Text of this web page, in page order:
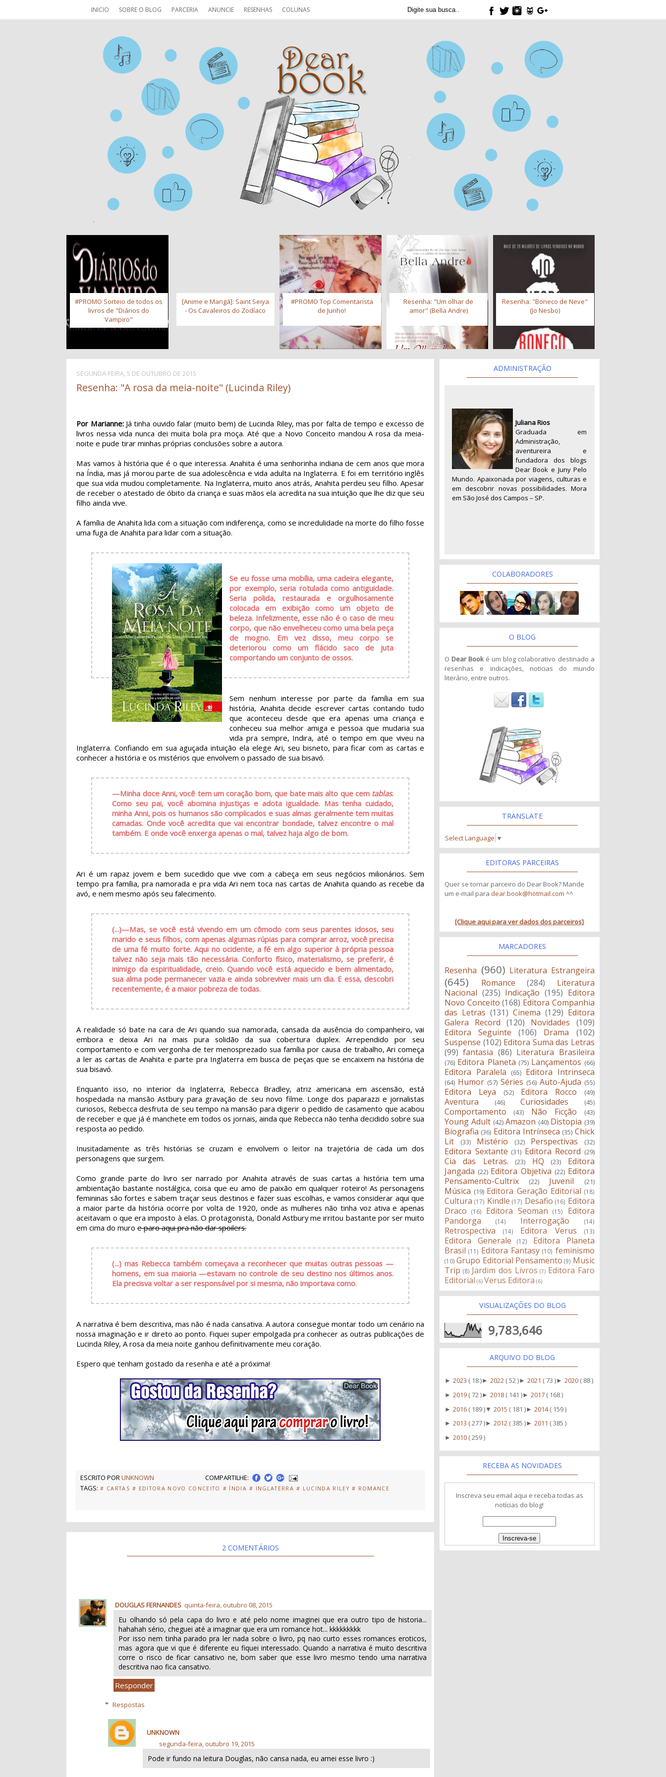
INICIO SOBRE O BLOG PARCERIA ANUNCIE RESENHAS COLUNAS
#PROMO Sorteio de todos os
livros de "Diários do
Vampiro"
[Anime e Mangá]: Saint Seiya
- Os Cavaleiros do Zodíaco
#PROMO Top Comentarista
de Junho!
Resenha: "Um olhar de
amor" (Bella Andre)
Resenha: "Boneco de Neve"
(Jo Nesbo)
SEGUNDA-FEIRA, 5 DE OUTUBRO DE 2015
Resenha: "A rosa da meia-noite" (Lucinda Riley)
Por Marianne:Já tinha ouvido falar (muito bem) de Lucinda Riley, mas por falta de tempo e excesso de
livros nessa vida nunca dei muita bola pra moça. Até que a Novo Conceito mandou A rosa da meia-
noite e pude tirar minhas próprias conclusões sobre a autora.
Mas vamos à história que é o que interessa. Anahita é uma senhorinha indiana de cem anos que mora
na Índia, mas já morou parte de sua adolescência e vida adulta na Inglaterra. E foi em território inglês
que sua vida mudou completamente. Na Inglaterra, muito anos atrás, Anahita perdeu seu filho. Apesar
de receber o atestado de óbito da criança e suas mãos ela acredita na sua intuição que lhe diz que seu
filho ainda vive.
A família de Anahita lida com a situação com indiferença, como se incredulidade na morte do filho fosse
uma fuga de Anahita para lidar com a situação.
Se eu fosse uma mobília, uma cadeira elegante,
por exemplo, seria rotulada como antiguidade.
Seria polida, restaurada e orgulhosamente
colocada em exibição como um objeto de
beleza. Infelizmente, esse não é o caso de meu
corpo, que não envelheceu como uma bela peça
de mogno. Em vez disso, meu corpo se
deteriorou como um flácido saco de juta
comportando um conjunto de ossos.
Sem nenhum interesse por parte da família em sua
história, Anahita decide escrever cartas contando tudo
que aconteceu desde que era apenas uma criança e
conheceu sua melhor amiga e pessoa que mudaria sua
vida pra sempre, Indira, até o tempo em que viveu na
Inglaterra. Confiando em sua aguçada intuição ela elege Ari, seu bisneto, para ficar com as cartas e
conhecer a história e os mistérios que envolvem o passado de sua bisavó.
—Minha doce Anni, você tem um coração bom, que bate mais alto que cem tablas.
Como seu pai, você abomina injustiças e adota igualdade. Mas tenha cuidado,
minha Anni, pois os humanos são complicados e suas almas geralmente tem muitas
camadas. Onde você acredita que vai encontrar bondade, talvez encontre o mal
também. E onde você enxerga apenas o mal, talvez haja algo de bom.
Ari é um rapaz jovem e bem sucedido que vive com a cabeça em seus negócios milionários. Sem
tempo pra família, pra namorada e pra vida Ari nem toca nas cartas de Anahita quando as recebe da
avó, e nem mesmo após seu falecimento.
(...)—Mas, se você está vivendo em um cômodo com seus parentes idosos, seu
marido e seus filhos, com apenas algumas rúpias para comprar arroz, você precisa
de uma fé muito forte. Aqui no ocidente, a fé em algo superior à própria pessoa
talvez não seja mais tão necessária. Conforto físico, materialismo, se preferir, é
inimigo da espiritualidade, creio. Quando você está aquecido e bem alimentado,
sua alma pode permanecer vazia e ainda sobreviver mais um dia. E essa, descobri
recentemente, é a maior pobreza de todas.
A realidade só bate na cara de Ari quando sua namorada, cansada da ausência do companheiro, vai
embora e deixa Ari na mais pura solidão da sua cobertura duplex. Arrependido por seu
comportamento e com vergonha de ter menosprezado sua família por causa de trabalho, Ari começa
a ler as cartas de Anahita e parte pra Inglaterra em busca de peças que se encaixem na história de
sua bisavó.
Enquanto isso, no interior da Inglaterra, Rebecca Bradley, atriz americana em ascensão, está
hospedada na mansão Astbury para gravação de seu novo filme. Longe dos paparazzi e jornalistas
curiosos, Rebecca desfruta de seu tempo na mansão para digerir o pedido de casamento que acabou
de receber e que já é manchete em todos os jornais, ainda que Rebecca não tenha decidido sobre sua
resposta ao pedido.
Inusitadamente as três histórias se cruzam e envolvem o leitor na trajetória de cada um dos
personagens que surgem.
Como grande parte do livro ser narrado por Anahita através de suas cartas a história tem uma
ambientação bastante nostálgica, coisa que eu amo de paixão em qualquer roteiro! As personagens
femininas são fortes e sabem traçar seus destinos e fazer suas escolhas, e vamos considerar aqui que
a maior parte da história ocorre por volta de 1920, onde as mulheres não tinha voz ativa e apenas
aceitavam o que era imposto à elas. O protagonista, Donald Astbury me irritou bastante por ser muito
em cima do muroe paro aqui pra não dar spoilers.
(...) mas Rebecca também começava a reconhecer que muitas outras pessoas —
homens, em sua maioria —estavam no controle de seu destino nos últimos anos.
Ela precisva voltar a ser responsável por si mesma, não importava como.
A narrativa é bem descritiva, mas não é nada cansativa. A autora consegue montar todo um cenário na
nossa imaginação e ir direto ao ponto. Fiquei super empolgada pra conhecer as outras publicações de
Lucinda Riley, A rosa da meia noite ganhou definitivamente meu coração.
Espero que tenham gostado da resenha e até a próxima!
ESCRITO PORUNKNOWN
COMPARTILHE:
TAGS: # CARTAS # EDITORA NOVO CONCEITO # ÍNDIA # INGLATERRA # LUCINDA RILEY # ROMANCE
2 COMENTÁRIOS
DOUGLAS FERNANDES quinta-feira, outubro 08, 2015
Eu olhando só pela capa do livro e até pelo nome imaginei que era outro tipo de historia...
hahahah sério, cheguei até a imaginar que era um romance hot... kkkkkkkkk
Por isso nem tinha parado pra ler nada sobre o livro, pq nao curto esses romances eroticos,
mas agora que vi que é diferente eu fiquei interessado. Quando a narrativa é muito descritiva
corre o risco de ficar cansativo ne, bom saber que esse livro mesmo tendo uma narrativa
descritiva nao fica cansativo.
Responder
Respostas
UNKNOWN
segunda-feira, outubro 19, 2015
Pode ir fundo na leitura Douglas, não cansa nada, eu amei esse livro :)
ADMINISTRAÇÃO
Juliana Rios
Graduada em
Administração,
aventureira e
fundadora dos blogs
Dear Book e Juny Pelo
Mundo. Apaixonada por viagens, culturas e
em descobrir novas possibilidades. Mora
em São José dos Campos – SP.
COLABORADORES
O BLOG
O Dear Book é um blog colaborativo destinado a
resenhas e indicações, noticias do mundo
literário, entre outros.
TRANSLATE
Select Language ▼
EDITORAS PARCEIRAS
Quer se tornar parceiro do Dear Book? Mande
um e-mail para dear.book@hotmail.com ^^
[Clique aqui para ver dados dos parceiros]
MARCADORES
Resenha (960) Literatura Estrangeira
(645) Romance (284)
Literatura
Nacional (235) Indicação (195) Editora
Novo Conceito (168) Editora Companhia
das Letras (131) Cinema (129) Editora
Galera Record
(120) Novidades
(109)
Editora Seguinte
(106) Drama
(102)
Suspense (102) Editora Suma das Letras
(99) fantasia (86) Literatura Brasileira
(76) Editora Planeta (75) Lançamentos (66)
Editora Paralela (65) Editora Intrinseca
(64) Humor (57) Séries (56) Auto-Ajuda (55)
Editora Leya (52) Editora Rocco (49)
Aventura (46) Curiosidades (45)
Comportamento (43) Não Ficção (43)
Young Adult (42) Amazon (40) Distopia (39)
Biografia (36) Editora Intrínseca (35) Chick
Lit
(33) Mistério (32) Perspectivas (32)
Editora Sextante (31) Editora Record (29)
Cia das Letras. (23) HQ (23)
Editora
Jangada (22) Editora Objetiva (22) Editora
Pensamento-Cultrix
(22) Juvenil (21)
Música (19) Editora Geração Editorial (18)
Cultura (17) Kindle (17) Desafio (16) Editora
Draco
(16) Editora Seoman (15)
Editora
Pandorga
(14) Interrogação (14)
Retrospectiva (14) Editora Verus (13)
Editora Generale (12)
Editora Planeta
Brasil (11) Editora Fantasy (10) feminismo
(10) Grupo Editorial Pensamento (9) Music
Trip (8) Jardim dos Livros (7) Editora Faro
Editorial (6) Verus Editora (6)
VISUALIZAÇÕES DO BLOG
9,783,646
ARQUIVO DO BLOG
►2023 ( 18 )►2022 ( 52 )►2021 ( 73 )►2020 ( 88 )
►2019 ( 72 )►2018 ( 141 )►2017 ( 168 )
►2016 ( 189 ) ▼2015 ( 181 )►2014( 159 )
►2013 ( 277 )►2012 ( 385 )►2011 ( 385 )
►2010 ( 259 )
RECEBA AS NOVIDADES
Inscreva seu email aqui e receba todas as
notícias do blog!